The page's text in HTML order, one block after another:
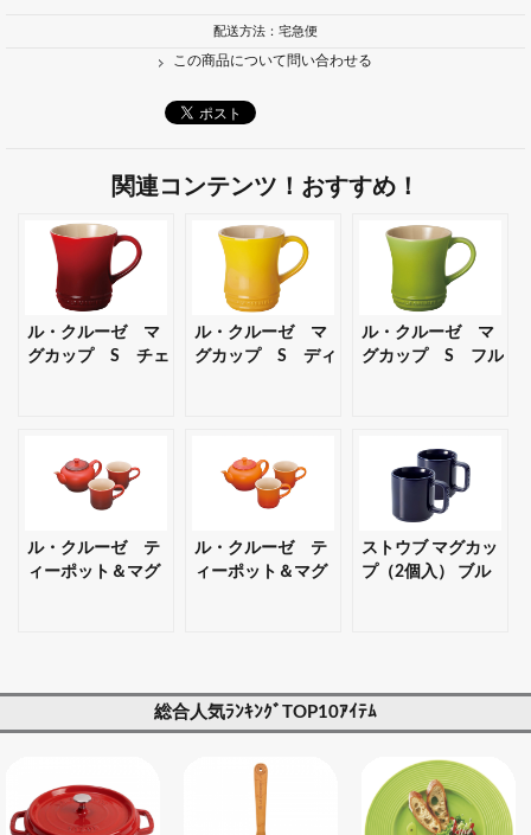
配送方法：宅急便
この商品について問い合わせる
関連コンテンツ！おすすめ！
ル・クルーゼ マ
グカップ S チェ
ル・クルーゼ マ
グカップ S ディ
ル・クルーゼ マ
グカップ S フル
ル・クルーゼ テ
ィーポット＆マグ
可】
ル・クルーゼ テ
ィーポット＆マグ
ストウブ マグカッ
プ（2個入） ブル
総合人気ﾗﾝｷﾝｸﾞTOP10ｱｲﾃﾑ